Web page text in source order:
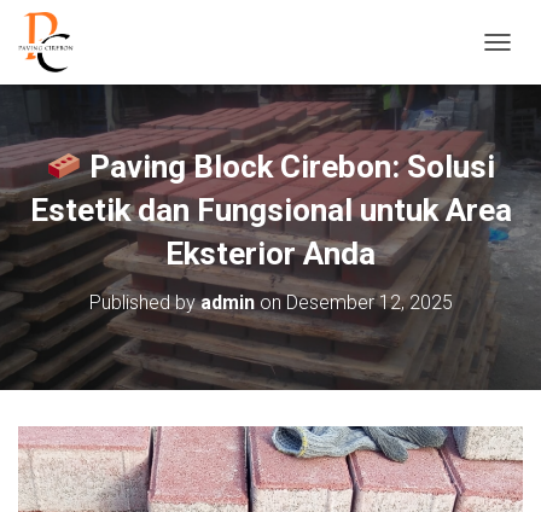
O
L
A
V
I
Paving Block Cirebon: Solusi
Estetik dan Fungsional untuk Area
Eksterior Anda
Published byadminonDesember 12, 2025